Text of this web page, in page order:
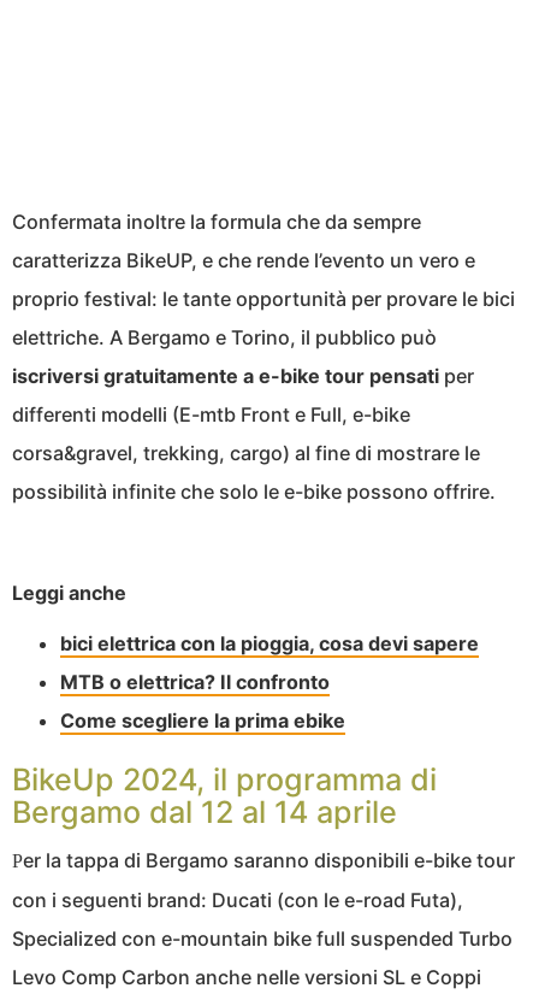
Confermata inoltre la formula che da sempre
caratterizza BikeUP, e che rende l’evento un vero e
proprio festival: le tante opportunità per provare le bici
elettriche. A Bergamo e Torino, il pubblico può
iscriversi gratuitamente a e-bike tour pensati per
differenti modelli (E-mtb Front e Full, e-bike
corsa&gravel, trekking, cargo) al fine di mostrare le
possibilità infinite che solo le e-bike possono offrire.
Leggi anche
bici elettrica con la pioggia, cosa devi sapere
MTB o elettrica? Il confronto
Come scegliere la prima ebike
BikeUp 2024, il programma di
Bergamo dal 12 al 14 aprile
Per la tappa di Bergamo saranno disponibili e-bike tour
con i seguenti brand: Ducati (con le e-road Futa),
Specialized con e-mountain bike full suspended Turbo
Levo Comp Carbon anche nelle versioni SL e Coppi